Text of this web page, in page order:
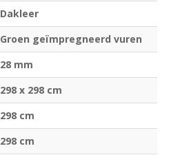
Dakleer
Groen geïmpregneerd vuren
28 mm
298 x 298 cm
298 cm
298 cm